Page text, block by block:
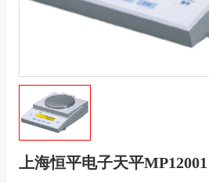
上海恒平电子天平MP12001